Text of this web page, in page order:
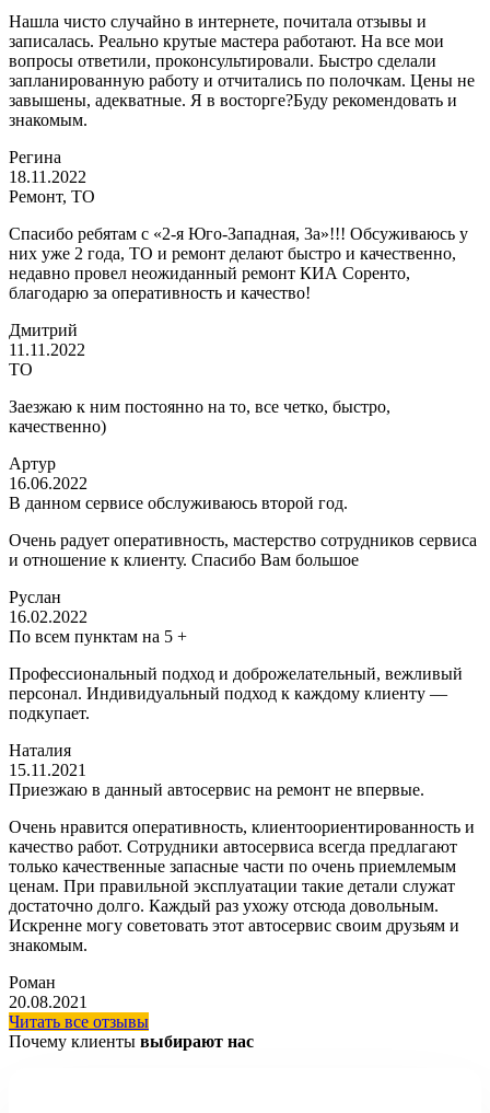
Нашла чисто случайно в интернете, почитала отзывы и
записалась. Реально крутые мастера работают. На все мои
вопросы ответили, проконсультировали. Быстро сделали
запланированную работу и отчитались по полочкам. Цены не
завышены, адекватные. Я в восторге?Буду рекомендовать и
знакомым.
Регина
18.11.2022
Ремонт, ТО
Спасибо ребятам с «2-я Юго-Западная, 3а»!!! Обсуживаюсь у
них уже 2 года, ТО и ремонт делают быстро и качественно,
недавно провел неожиданный ремонт КИА Соренто,
благодарю за оперативность и качество!
Дмитрий
11.11.2022
ТО
Заезжаю к ним постоянно на то, все четко, быстро,
качественно)
Артур
16.06.2022
В данном сервисе обслуживаюсь второй год.
Очень радует оперативность, мастерство сотрудников сервиса
и отношение к клиенту. Спасибо Вам большое
Руслан
16.02.2022
По всем пунктам на 5 +
Профессиональный подход и доброжелательный, вежливый
персонал. Индивидуальный подход к каждому клиенту —
подкупает.
Наталия
15.11.2021
Приезжаю в данный автосервис на ремонт не впервые.
Очень нравится оперативность, клиентоориентированность и
качество работ. Сотрудники автосервиса всегда предлагают
только качественные запасные части по очень приемлемым
ценам. При правильной эксплуатации такие детали служат
достаточно долго. Каждый раз ухожу отсюда довольным.
Искренне могу советовать этот автосервис своим друзьям и
знакомым.
Роман
20.08.2021
Читать все отзывы
Почему клиенты выбирают нас